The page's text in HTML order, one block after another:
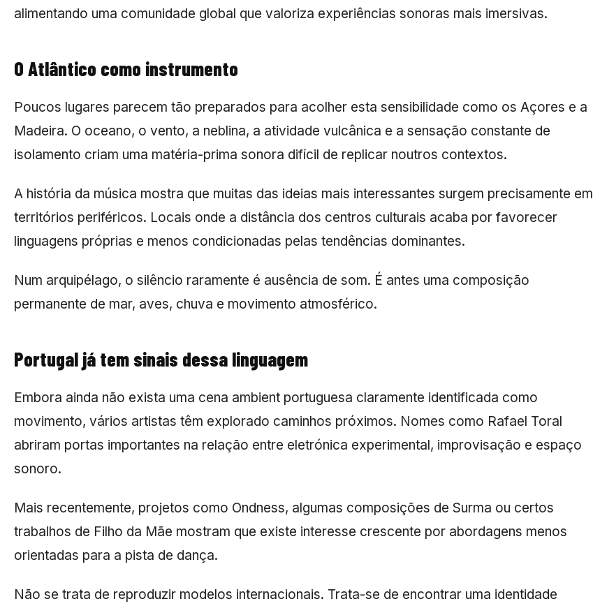
alimentando uma comunidade global que valoriza experiências sonoras mais imersivas.
O Atlântico como instrumento
Poucos lugares parecem tão preparados para acolher esta sensibilidade como os Açores e a
Madeira. O oceano, o vento, a neblina, a atividade vulcânica e a sensação constante de
isolamento criam uma matéria-prima sonora difícil de replicar noutros contextos.
A história da música mostra que muitas das ideias mais interessantes surgem precisamente em
territórios periféricos. Locais onde a distância dos centros culturais acaba por favorecer
linguagens próprias e menos condicionadas pelas tendências dominantes.
Num arquipélago, o silêncio raramente é ausência de som. É antes uma composição
permanente de mar, aves, chuva e movimento atmosférico.
Portugal já tem sinais dessa linguagem
Embora ainda não exista uma cena ambient portuguesa claramente identificada como
movimento, vários artistas têm explorado caminhos próximos. Nomes como Rafael Toral
abriram portas importantes na relação entre eletrónica experimental, improvisação e espaço
sonoro.
Mais recentemente, projetos como Ondness, algumas composições de Surma ou certos
trabalhos de Filho da Mãe mostram que existe interesse crescente por abordagens menos
orientadas para a pista de dança.
Não se trata de reproduzir modelos internacionais. Trata-se de encontrar uma identidade